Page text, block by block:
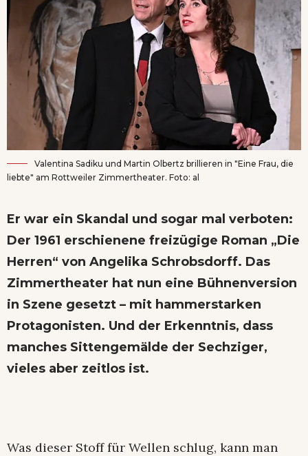
Valentina Sadiku und Martin Olbertz brillieren in "Eine Frau, die
liebte" am Rottweiler Zimmertheater. Foto: al
Er war ein Skandal und sogar mal verboten:
Der 1961 erschienene freizügige Roman „Die
Herren“ von Angelika Schrobsdorff. Das
Zimmertheater hat nun eine Bühnenversion
in Szene gesetzt – mit hammerstarken
Protagonisten. Und der Erkenntnis, dass
manches Sittengemälde der Sechziger,
vieles aber zeitlos ist.
Was dieser Stoff für Wellen schlug, kann man